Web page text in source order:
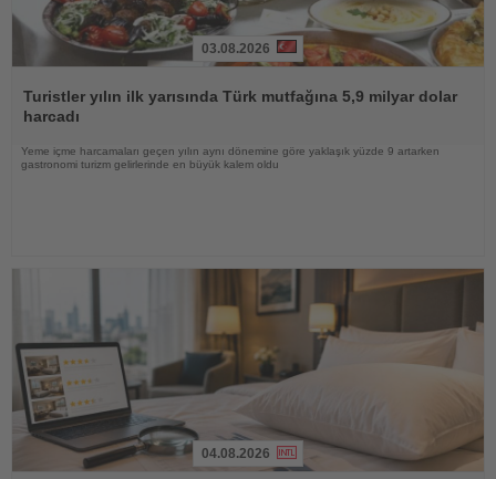
Oku
03.08.2026
Turistler yılın ilk yarısında Türk mutfağına 5,9 milyar dolar
harcadı
Yeme içme harcamaları geçen yılın aynı dönemine göre yaklaşık yüzde 9 artarken
gastronomi turizm gelirlerinde en büyük kalem oldu
04.08.2026